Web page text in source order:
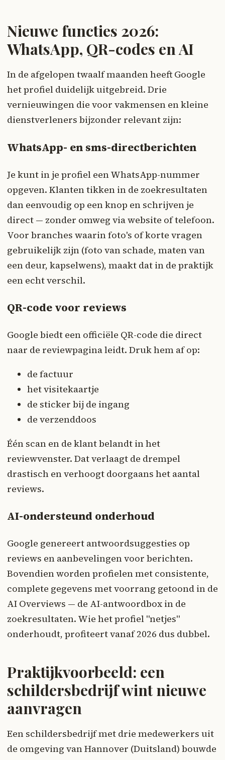
Nieuwe functies 2026:
WhatsApp, QR-codes en AI
In de afgelopen twaalf maanden heeft Google
het profiel duidelijk uitgebreid. Drie
vernieuwingen die voor vakmensen en kleine
dienstverleners bijzonder relevant zijn:
WhatsApp- en sms-directberichten
Je kunt in je profiel een WhatsApp-nummer
opgeven. Klanten tikken in de zoekresultaten
dan eenvoudig op een knop en schrijven je
direct — zonder omweg via website of telefoon.
Voor branches waarin foto's of korte vragen
gebruikelijk zijn (foto van schade, maten van
een deur, kapselwens), maakt dat in de praktijk
een echt verschil.
QR-code voor reviews
Google biedt een officiële QR-code die direct
naar de reviewpagina leidt. Druk hem af op:
de factuur
het visitekaartje
de sticker bij de ingang
de verzenddoos
Één scan en de klant belandt in het
reviewvenster. Dat verlaagt de drempel
drastisch en verhoogt doorgaans het aantal
reviews.
AI-ondersteund onderhoud
Google genereert antwoordsuggesties op
reviews en aanbevelingen voor berichten.
Bovendien worden profielen met consistente,
complete gegevens met voorrang getoond in de
AI Overviews — de AI-antwoordbox in de
zoekresultaten. Wie het profiel "netjes"
onderhoudt, profiteert vanaf 2026 dus dubbel.
Praktijkvoorbeeld: een
schildersbedrijf wint nieuwe
aanvragen
Een schildersbedrijf met drie medewerkers uit
de omgeving van Hannover (Duitsland) bouwde